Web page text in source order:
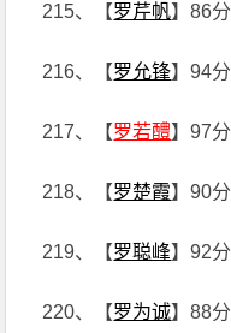
215、【罗芹帆】86分
216、【罗允锋】94分
217、【罗若醴】97分
218、【罗楚霞】90分
219、【罗聪峰】92分
220、【罗为诚】88分